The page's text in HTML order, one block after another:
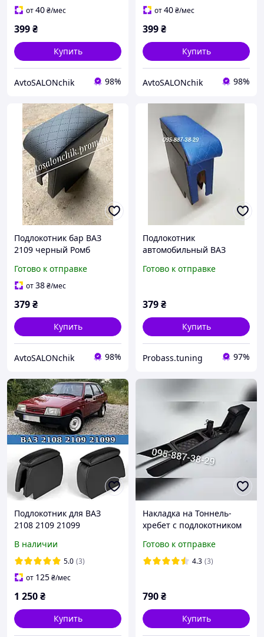
от40₴/мес
399₴
Купить
AvtoSALONchik 98%
от40₴/мес
399₴
Купить
AvtoSALONchik 98%
Подлокотник бар ВАЗ
2109 черный Ромб
Готово к отправке
от38₴/мес
379₴
Купить
AvtoSALONchik 98%
Подлокотник
автомобильный ВАЗ
Ромб синий
Готово к отправке
379₴
Купить
Probass.tuning 97%
Подлокотник для ВАЗ
2108 2109 21099
В наличии
5.0 (3)
от 125₴/мес
1 250₴
Купить
Накладка на Тоннель-
хребет с подлокотником
строчка синий
Готово к отправке
4.3 (3)
790₴
Купить